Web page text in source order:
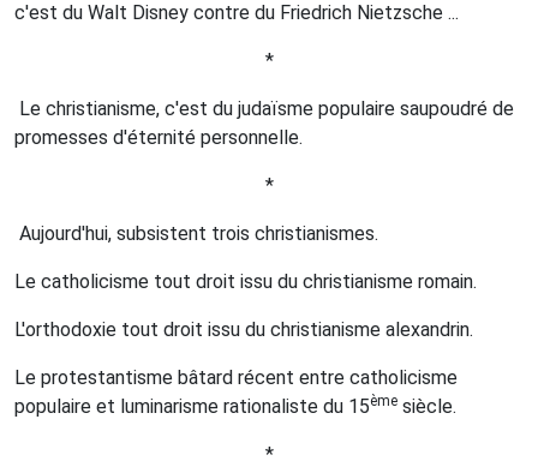
c'est du Walt Disney contre du Friedrich Nietzsche ...
*
Le christianisme, c'est du judaïsme populaire saupoudré de
promesses d'éternité personnelle.
*
Aujourd'hui, subsistent trois christianismes.
Le catholicisme tout droit issu du christianisme romain.
L'orthodoxie tout droit issu du christianisme alexandrin.
Le protestantisme bâtard récent entre catholicisme
populaire et luminarisme rationaliste du 15ème siècle.
*